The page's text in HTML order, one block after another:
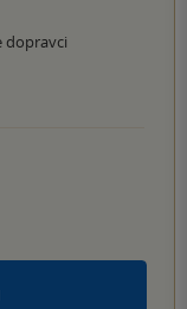
dopravci